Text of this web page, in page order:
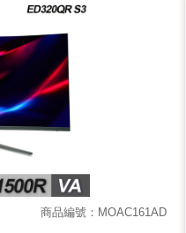
商品編號：MOAC161AD